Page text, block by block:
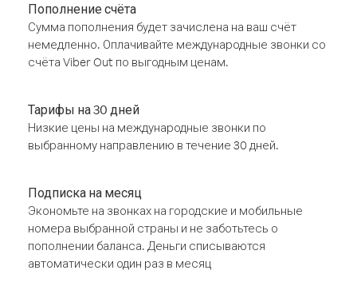
Пополнение счёта
Сумма пополнения будет зачислена на ваш счёт
немедленно. Оплачивайте международные звонки со
счёта Viber Out по выгодным ценам.
Тарифы на 30 дней
Низкие цены на международные звонки по
выбранному направлению в течение 30 дней.
Подписка на месяц
Экономьте на звонках на городские и мобильные
номера выбранной страны и не заботьтесь о
пополнении баланса. Деньги списываются
автоматически один раз в месяц